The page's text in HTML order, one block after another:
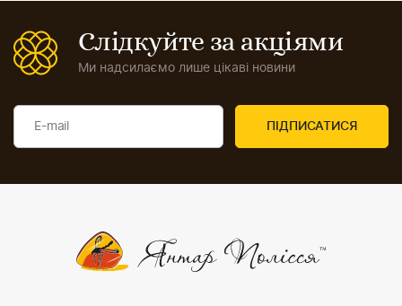
Слідкуйте за акціями
Ми надсилаємо лише цікаві новини